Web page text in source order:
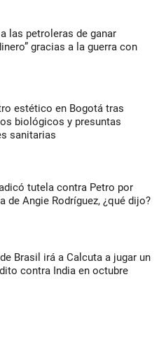
las petroleras de ganar
gracias a la guerra con
estético en Bogotá tras
biológicos y presuntas
sanitarias
tutela contra Petro por
de Angie Rodríguez, ¿qué dijo?
Brasil irá a Calcuta a jugar un
contra India en octubre